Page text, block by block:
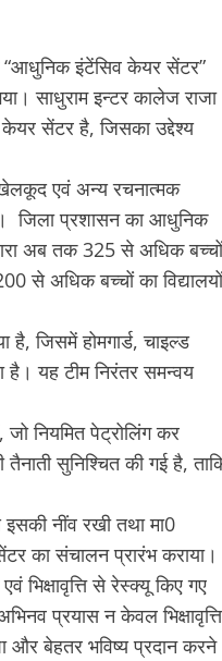
“आधुनिक इंटेंसिव केयर सेंटर”
साधुराम इन्टर कालेज राजा
सेंटर है, जिसका उद्देश्य
एवं अन्य रचनात्मक
है। जिला प्रशासन का आधुनिक
अब तक 325 से अधिक बच्चों
से अधिक बच्चों का विद्यालयों
है, जिसमें होमगार्ड, चाइल्ड
है। यह टीम निरंतर समन्वय
जो नियमित पेट्रोलिंग कर
सुनिश्चित की गई है,
नींव रखी तथा मा0
का संचालन प्रारंभ कराया।
से रेस्क्यू किए गए
प्रयास न केवल भिक्षावृत्ति
और बेहतर भविष्य प्रदान करने